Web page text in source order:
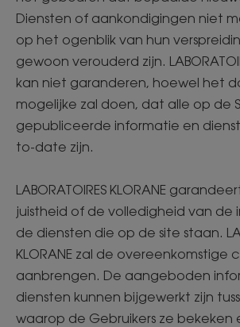
Diensten of aankondigingen niet
op het ogenblik van hun
gewoon verouderd zijn.
kan niet garanderen, hoewel het
mogelijke zal doen, dat alle op de
gepubliceerde informatie en
to-date zijn.
LABORATOIRES KLORANE
juistheid of de volledigheid van de
de diensten die op de site staan.
KLORANE zal de overeenkomstige
aanbrengen. De aangeboden
diensten kunnen bijgewerkt zijn
waarop de Gebruikers ze bekeken